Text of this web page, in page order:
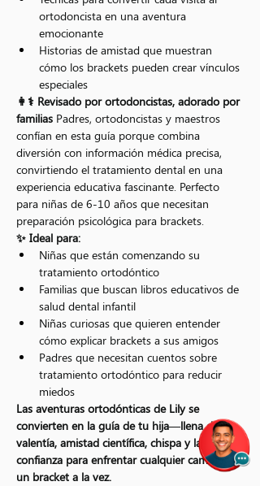
ortodoncista en una aventura
emocionante
Historias de amistad que muestran
cómo los brackets pueden crear vínculos
especiales
👩⚕️ Revisado por ortodoncistas, adorado por
familias Padres, ortodoncistas y maestros
confían en esta guía porque combina
diversión con información médica precisa,
convirtiendo el tratamiento dental en una
experiencia educativa fascinante. Perfecto
para niñas de 6-10 años que necesitan
preparación psicológica para brackets.
✨ Ideal para:
Niñas que están comenzando su
tratamiento ortodóntico
Familias que buscan libros educativos de
salud dental infantil
Niñas curiosas que quieren entender
cómo explicar brackets a sus amigos
Padres que necesitan cuentos sobre
tratamiento ortodóntico para reducir
miedos
Las aventuras ortodónticas de Lily se
convierten en la guía de tu hija—llena de
valentía, amistad científica, chispa y la
confianza para enfrentar cualquier cambio,
un bracket a la vez.